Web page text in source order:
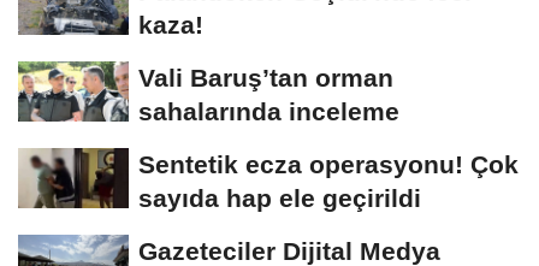
kaza!
Vali Baruş’tan orman
sahalarında inceleme
Sentetik ecza operasyonu! Çok
sayıda hap ele geçirildi
Gazeteciler Dijital Medya